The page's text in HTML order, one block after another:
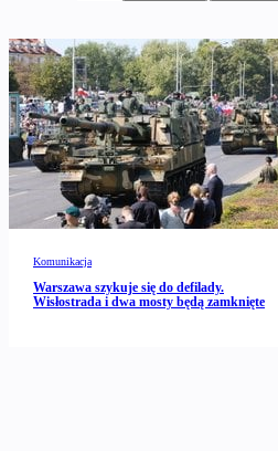
Komunikacja
Warszawa szykuje się do defilady.
Wisłostrada i dwa mosty będą zamknięte